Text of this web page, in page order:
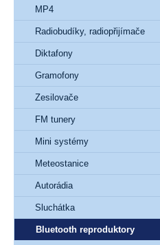
MP4
Radiobudíky, radiopřijímače
Diktafony
Gramofony
Zesilovače
FM tunery
Mini systémy
Meteostanice
Autorádia
Sluchátka
Bluetooth reproduktory